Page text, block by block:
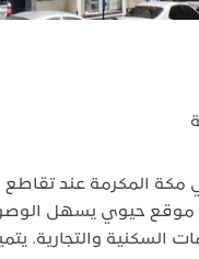
مكة المكرمة عند
موقع حيوي يسهل
السكنية والتجارية.